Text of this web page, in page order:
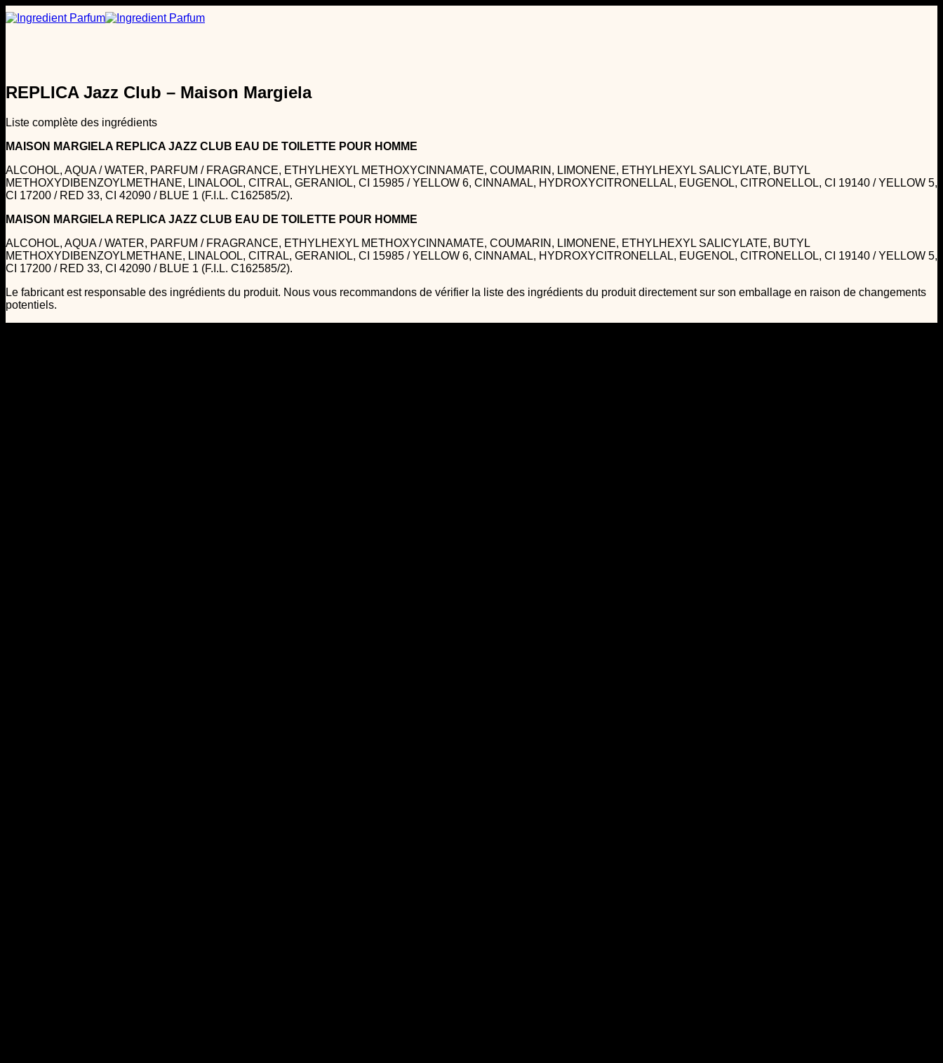
Passer
au
REPLICA Jazz Club – Maison Margiela
Liste complète des ingrédients
MAISON MARGIELA REPLICA JAZZ CLUB EAU DE TOILETTE POUR HOMME
ALCOHOL, AQUA / WATER, PARFUM / FRAGRANCE, ETHYLHEXYL METHOXYCINNAMATE, COUMARIN, LIMONENE, ETHYLHEXYL SALICYLATE, BUTYL
METHOXYDIBENZOYLMETHANE, LINALOOL, CITRAL, GERANIOL, CI 15985 / YELLOW 6, CINNAMAL, HYDROXYCITRONELLAL, EUGENOL, CITRONELLOL, CI 19140 / YELLOW 5,
CI 17200 / RED 33, CI 42090 / BLUE 1 (F.I.L. C162585/2).
MAISON MARGIELA REPLICA JAZZ CLUB EAU DE TOILETTE POUR HOMME
ALCOHOL, AQUA / WATER, PARFUM / FRAGRANCE, ETHYLHEXYL METHOXYCINNAMATE, COUMARIN, LIMONENE, ETHYLHEXYL SALICYLATE, BUTYL
METHOXYDIBENZOYLMETHANE, LINALOOL, CITRAL, GERANIOL, CI 15985 / YELLOW 6, CINNAMAL, HYDROXYCITRONELLAL, EUGENOL, CITRONELLOL, CI 19140 / YELLOW 5,
CI 17200 / RED 33, CI 42090 / BLUE 1 (F.I.L. C162585/2).
Le fabricant est responsable des ingrédients du produit. Nous vous recommandons de vérifier la liste des ingrédients du produit directement sur son emballage en raison de changements
potentiels.